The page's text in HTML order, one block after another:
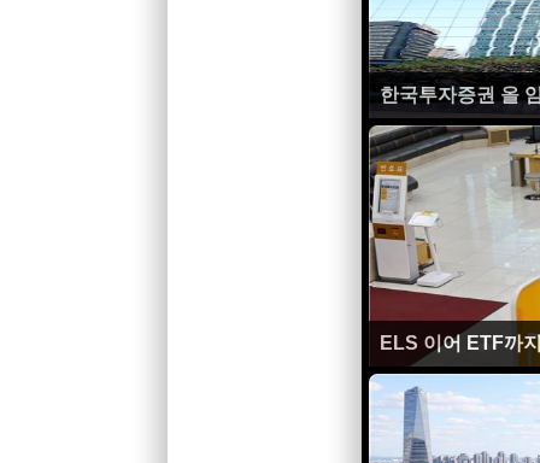
한국투자증권 올
ELS 이어 ETF까